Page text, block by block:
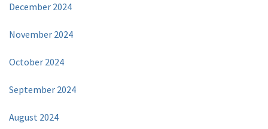
December 2024
November 2024
October 2024
September 2024
August 2024